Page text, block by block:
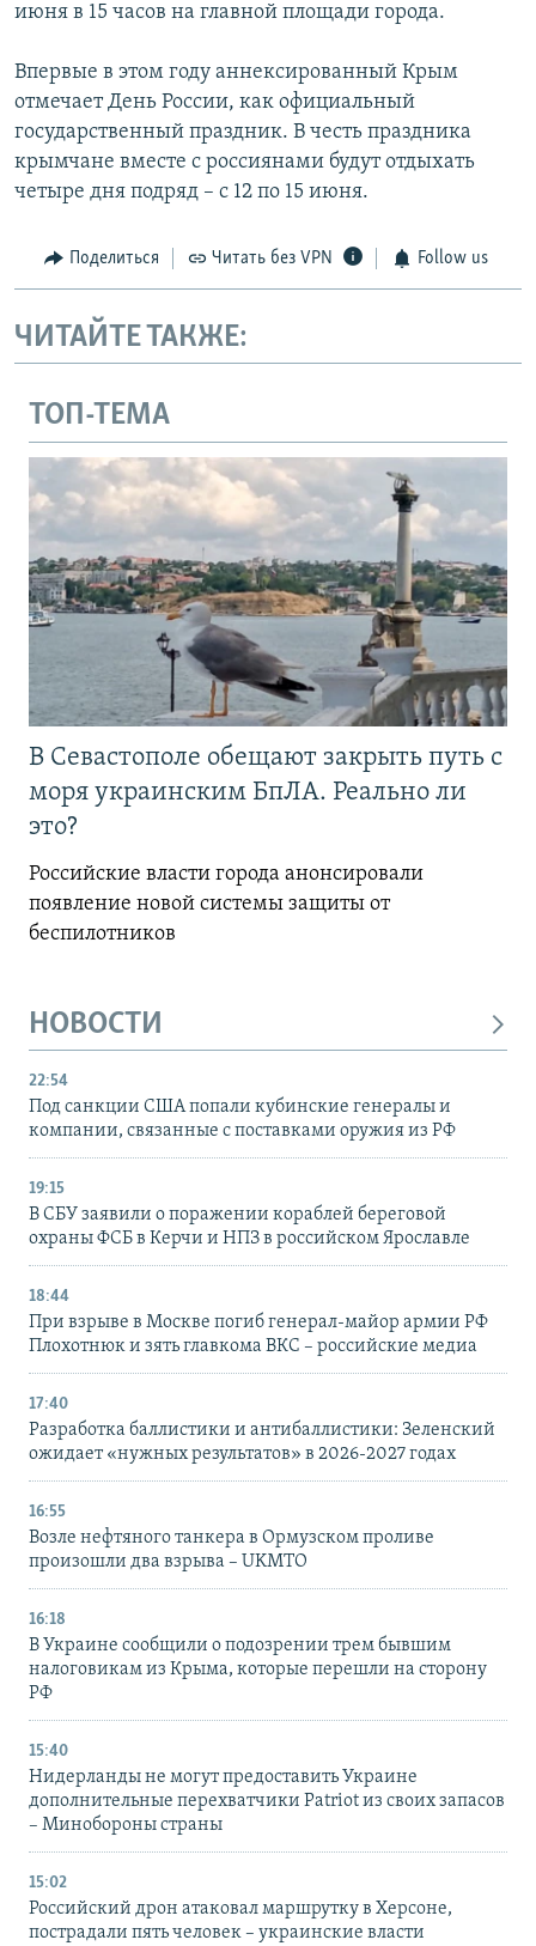
июня в 15 часов на главной площади города.
Впервые в этом году аннексированный Крым
отмечает День России, как официальный
государственный праздник. В честь праздника
крымчане вместе с россиянами будут отдыхать
четыре дня подряд – с 12 по 15 июня.
Поделиться Читать без VPN Follow us
ЧИТАЙТЕ ТАКЖЕ:
ТОП-ТЕМА
В Севастополе обещают закрыть путь с
моря украинским БпЛА. Реально ли
это?
Российские власти города анонсировали
появление новой системы защиты от
беспилотников
НОВОСТИ
22:54
Под санкции США попали кубинские генералы и
компании, связанные с поставками оружия из РФ
19:15
В СБУ заявили о поражении кораблей береговой
охраны ФСБ в Керчи и НПЗ в российском Ярославле
18:44
При взрыве в Москве погиб генерал-майор армии РФ
Плохотнюк и зять главкома ВКС – российские медиа
17:40
Разработка баллистики и антибаллистики: Зеленский
ожидает «нужных результатов» в 2026-2027 годах
16:55
Возле нефтяного танкера в Ормузском проливе
произошли два взрыва – UKMTO
16:18
В Украине сообщили о подозрении трем бывшим
налоговикам из Крыма, которые перешли на сторону
РФ
15:40
Нидерланды не могут предоставить Украине
дополнительные перехватчики Patriot из своих запасов
– Минобороны страны
15:02
Российский дрон атаковал маршрутку в Херсоне,
пострадали пять человек – украинские власти